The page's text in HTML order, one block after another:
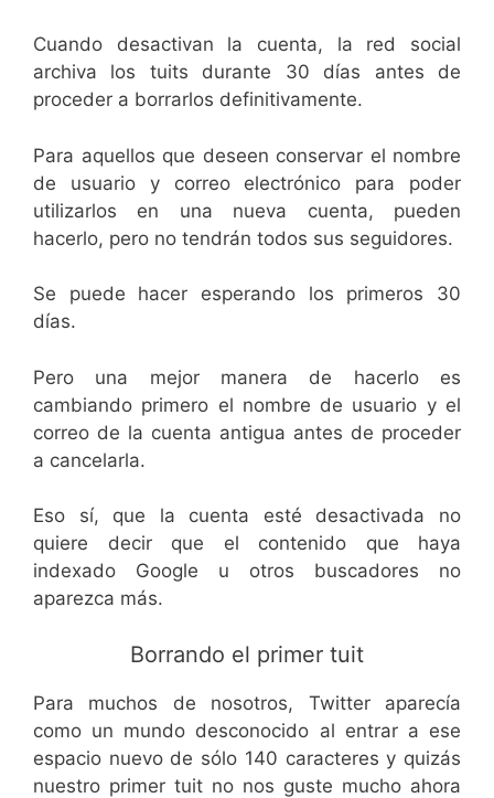
Cuando desactivan la cuenta, la red social
archiva los tuits durante 30 días antes de
proceder a borrarlos definitivamente.
Para aquellos que deseen conservar el nombre
de usuario y correo electrónico para poder
utilizarlos en una nueva cuenta, pueden
hacerlo, pero no tendrán todos sus seguidores.
Se puede hacer esperando los primeros 30
días.
Pero una mejor manera de hacerlo es
cambiando primero el nombre de usuario y el
correo de la cuenta antigua antes de proceder
a cancelarla.
Eso sí, que la cuenta esté desactivada no
quiere decir que el contenido que haya
indexado Google u otros buscadores no
aparezca más.
Borrando el primer tuit
Para muchos de nosotros, Twitter aparecía
como un mundo desconocido al entrar a ese
espacio nuevo de sólo 140 caracteres y quizás
nuestro primer tuit no nos guste mucho ahora